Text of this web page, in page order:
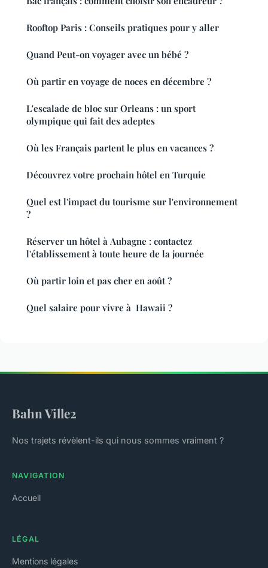
Rooftop Paris : Conseils pratiques pour y aller
Quand Peut-on voyager avec un bébé ?
Où partir en voyage de noces en décembre ?
L'escalade de bloc sur Orleans : un sport
olympique qui fait des adeptes
Où les Français partent le plus en vacances ?
Découvrez votre prochain hôtel en Turquie
Quel est l'impact du tourisme sur l'environnement
?
Réserver un hôtel à Aubagne : contactez
l'établissement à toute heure de la journée
Où partir loin et pas cher en août ?
Quel salaire pour vivre à Hawaii ?
Bahn Ville2
Nos trajets révèlent-ils qui nous sommes vraiment ?
NAVIGATION
Accueil
LÉGAL
Mentions légales